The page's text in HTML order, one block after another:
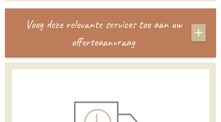
Voeg deze relevante services toe aan uw
offerteaanvraag